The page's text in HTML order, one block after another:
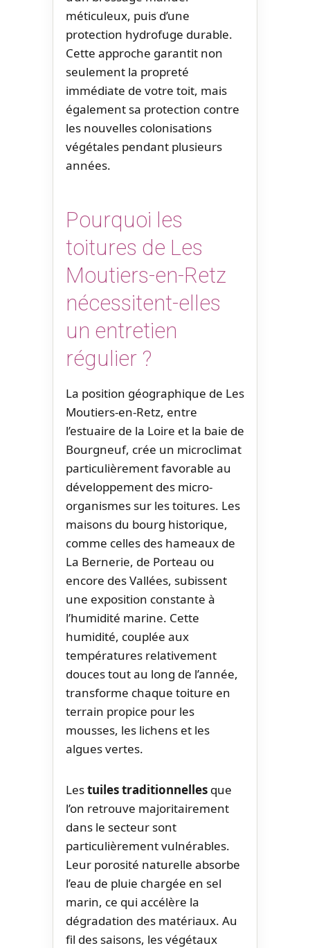
méticuleux, puis d’une
protection hydrofuge durable.
Cette approche garantit non
seulement la propreté
immédiate de votre toit, mais
également sa protection contre
les nouvelles colonisations
végétales pendant plusieurs
années.
Pourquoi les
toitures de Les
Moutiers-en-Retz
nécessitent-elles
un entretien
régulier ?
La position géographique de Les
Moutiers-en-Retz, entre
l’estuaire de la Loire et la baie de
Bourgneuf, crée un microclimat
particulièrement favorable au
développement des micro-
organismes sur les toitures. Les
maisons du bourg historique,
comme celles des hameaux de
La Bernerie, de Porteau ou
encore des Vallées, subissent
une exposition constante à
l’humidité marine. Cette
humidité, couplée aux
températures relativement
douces tout au long de l’année,
transforme chaque toiture en
terrain propice pour les
mousses, les lichens et les
algues vertes.
Lestuiles traditionnelles que
l’on retrouve majoritairement
dans le secteur sont
particulièrement vulnérables.
Leur porosité naturelle absorbe
l’eau de pluie chargée en sel
marin, ce qui accélère la
dégradation des matériaux. Au
fil des saisons, les végétaux